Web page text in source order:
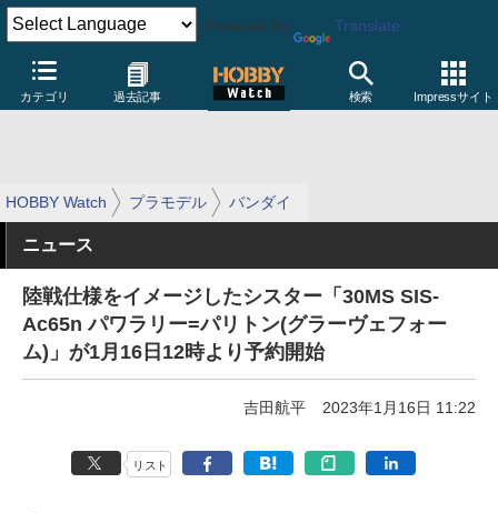
Powered by Translate
カテゴリ 過去記事 検索 Impressサイト
HOBBY Watch プラモデル バンダイ
ニュース
陸戦仕様をイメージしたシスター「30MS SIS-
Ac65n パワラリー=パリトン(グラーヴェフォー
ム)」が1月16日12時より予約開始
吉田航平 2023年1月16日 11:22
リスト